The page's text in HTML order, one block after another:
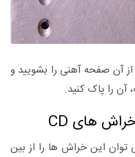
آن صفحه آهنی را بشویید و
آن را پاک کنید.
توان این خراش ها را از بین